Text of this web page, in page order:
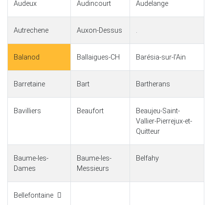
Audeux Audincourt Audelange
Autrechene Auxon-Dessus .
Balanod Ballaigues-CH Barésia-sur-l'Ain
Barretaine Bart Bartherans
Bavilliers Beaufort
Beaujeu-Saint-
Vallier-Pierrejux-et-
Quitteur
Baume-les-
Dames
Baume-les-
Messieurs
Belfahy
Bellefontaine